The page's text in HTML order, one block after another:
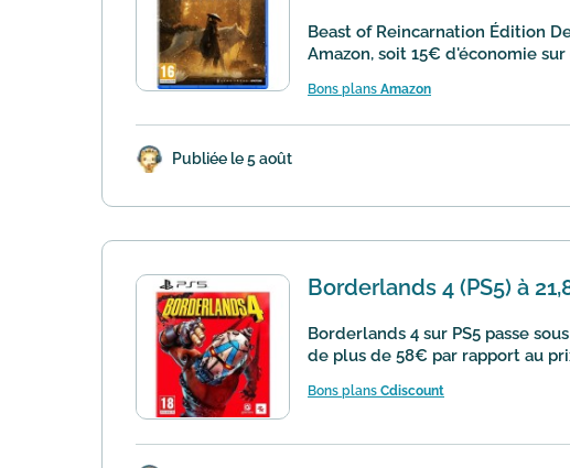
Beast of Reincarnation Édition
Amazon, soit 15€ d'économie
Bons plans Amazon
Publiée le 5 août
Borderlands 4 (PS5) à
Borderlands 4 sur PS5 passe
de plus de 58€ par rapport au
Bons plans Cdiscount